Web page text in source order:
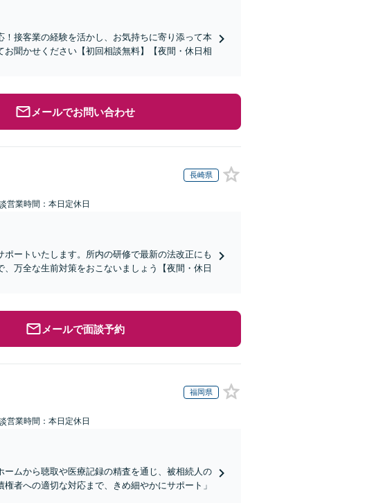
！接客業の経験を活かし、お気持ちに寄り添って本
聞かせください【初回相談無料】【夜間・休日相
メールでお問い合わせ
長崎県
営業時間：本日定休日
ートいたします。所内の研修で最新の法改正にも
万全な生前対策をおこないましょう【夜間・休日
メールで面談予約
福岡県
営業時間：本日定休日
ームから聴取や医療記録の精査を通じ、被相続人の
者への適切な対応まで、きめ細やかにサポート」